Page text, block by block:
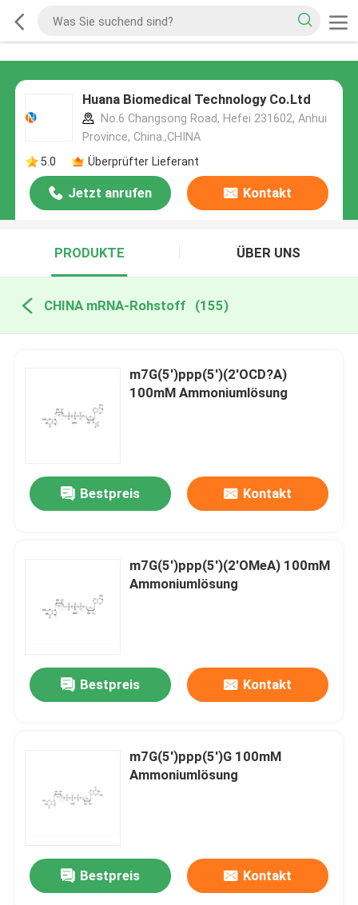
Huana Biomedical Technology Co.Ltd
No.6 Changsong Road, Hefei 231602, Anhui
Province, China.,CHINA
5.0
Überprüfter Lieferant
Jetzt anrufen Kontakt
PRODUKTE ÜBER UNS
CHINA mRNA-Rohstoff (155)
m7G(5')ppp(5')(2'OCD?A)
100mM Ammoniumlösung
Bestpreis Kontakt
m7G(5')ppp(5')(2'OMeA) 100mM
Ammoniumlösung
Bestpreis Kontakt
m7G(5')ppp(5')G 100mM
Ammoniumlösung
Bestpreis Kontakt